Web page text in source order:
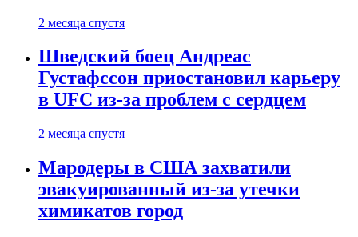
2 месяца спустя
Шведский боец Андреас
Густафссон приостановил карьеру
в UFC из-за проблем с сердцем
2 месяца спустя
Мародеры в США захватили
эвакуированный из-за утечки
химикатов город